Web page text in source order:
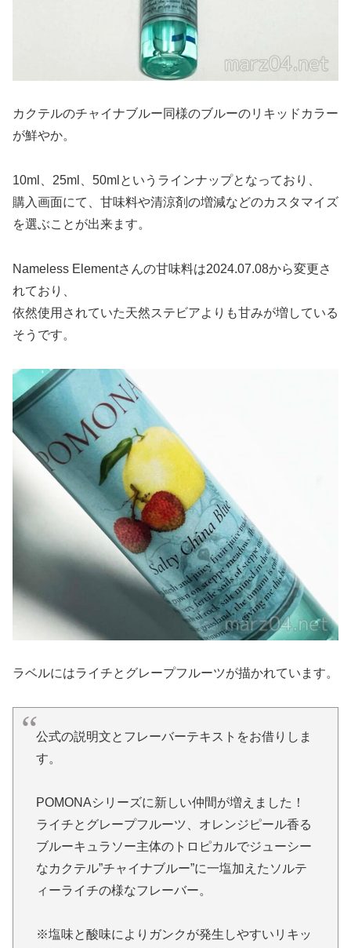
カクテルのチャイナブルー同様のブルーのリキッドカラー
が鮮やか。
10ml、25ml、50mlというラインナップとなっており、
購入画面にて、甘味料や清涼剤の増減などのカスタマイズ
を選ぶことが出来ます。
Nameless Elementさんの甘味料は2024.07.08から変更さ
れており、
依然使用されていた天然ステビアよりも甘みが増している
そうです。
ラベルにはライチとグレープフルーツが描かれています。
公式の説明文とフレーバーテキストをお借りしま
す。
POMONAシリーズに新しい仲間が増えました！
ライチとグレープフルーツ、オレンジピール香る
ブルーキュラソー主体のトロピカルでジューシー
なカクテル”チャイナブルー”に一塩加えたソルテ
ィーライチの様なフレーバー。
※塩味と酸味によりガンクが発生しやすいリキッ